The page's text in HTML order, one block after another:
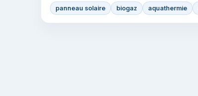
panneau solaire biogaz aquathermie